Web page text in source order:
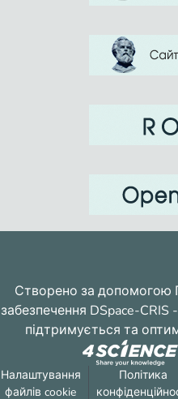
Створено за допомогою
забезпечення DSpace-CRIS
підтримується та
Налаштування
файлів cookie
Політика